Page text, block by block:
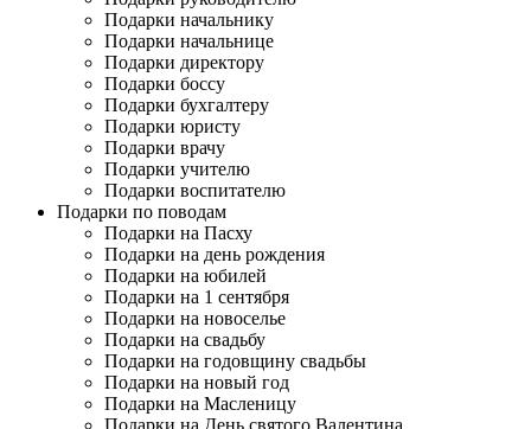
Подарки начальнику
Подарки начальнице
Подарки директору
Подарки боссу
Подарки бухгалтеру
Подарки юристу
Подарки врачу
Подарки учителю
Подарки воспитателю
Подарки по поводам
Подарки на Пасху
Подарки на день рождения
Подарки на юбилей
Подарки на 1 сентября
Подарки на новоселье
Подарки на свадьбу
Подарки на годовщину свадьбы
Подарки на новый год
Подарки на Масленицу
Подарки на День святого Валентина